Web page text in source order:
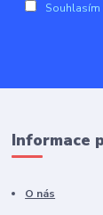
Souhlasím
Informace
O nás